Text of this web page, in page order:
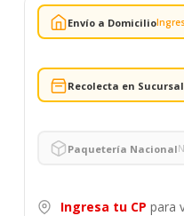
Envío a Domicilio
Recolecta en Sucursal
Paquetería Nacional
Ingresa tu CP para